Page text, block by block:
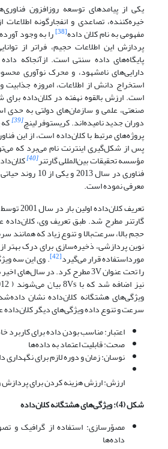
یکی از پیامدهای توسعه روزافزون
خیره‌کننده، تصاعدی و انفجارگونه
مفهومی به نام کلان داده[38] را به وجود
پردازش این اطلاعات حجیم، فراتر از
پایگاه‌های داده سنتی است. ازآنجاکه
دارایی‌های نامشهود، و محرک نوآوری
استخراج دانش از اطلاعات، امروزه جذابیت
است. ارزش بالقوه نهفته در کلان‌داده
صنعتی، علمی و سازمان‌های دولتی به حدی
دوران جدید نامیده‌اند. کریستوفر لینچ[39]
پروژه‌های مرتبط با کلان‌داده است، از این
پس از شکل‌گیری اینترنت نام می‌برد که
مؤسسه تحقیقات بین‌المللی گارتنر[40]
معرفی نموده است.
تعریف کلان‌داده اولین بار در سال 2001 توسط داگ لنی
گارتنر مطرح شد. طبق تعریف وی، کلان‌داده
حجم بالا، سرعت‌بالا و تنوع زیاد که همانند
نوین پردازشی، ذخیره‌سازی برای درک بهتر
مورداستفاده قرار می‌گیرد[42] . وی این سه
ویژگی‌های هشتگانه کلان‌داده نشان
سرعت و تنوع داده ویژگی‌های دیگر کلان‌داده
اعتبار: مناسب بودن داده برای کاربرد
صحت: قابلیت اعتماد به داده‌ها
نوسان: زمان و دوره لازم برای نگهداری
ارزش: ارزش هزینه کردن برای پردازش
شکل (4): ویژگی‌های هشتگانه کلان‌داده
مصوّرسازی: استفاده از گرافیک و
داده‌ها